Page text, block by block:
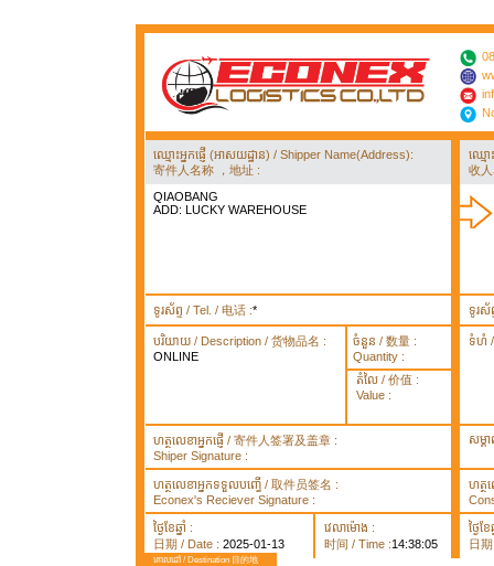
ឈ្មោះអ្នកផ្ញើ (អាសយដ្ឋាន) / Shipper Name(Address):
寄件人名称 ，地址 :
QIAOBANG
ADD: LUCKY WAREHOUSE
ឈ្មោ
收
ទូរស័ព្ទ / Tel. / 电话 :* ទូរស័
បរិយាយ / Description / 货物品名 :
ONLINE
ចំនួន / 数量 :
Quantity :
តំលៃ / 价值 :
Value :
ទំហំ /
ហត្ថលេខាអ្នកផ្ញើ / 寄件人签署及盖章 :
Shiper Signature :
សម្គ
ហត្ថលេខាអ្នកទទួលបញ្ធើ / 取件员签名 :
Econex's Reciever Signature :
ហត្ថ
ថ្ងៃខែឆ្នាំ :
日期 / Date : 2025-01-13
វេលាម៉ោង :
时间 / Time :14:38:05
ថ្ងៃខែ
日
គោលដៅ / Destination 目的地